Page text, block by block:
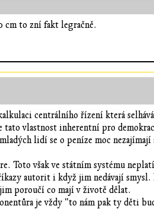
cm to zní fakt legračně.
centrálního řízení která
tato vlastnost inherentní pro
lidí se o peníze moc nezajímají
Toto však ve státním systému
autorit i když jim nedávají smysl.
poroučí co mají v životě dělat.
je vždy "to nám pak ty děti